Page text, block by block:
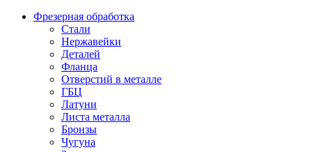
Фрезерная обработка
Стали
Нержавейки
Деталей
Фланца
Отверстий в металле
ГБЦ
Латуни
Листа металла
Бронзы
Чугуна